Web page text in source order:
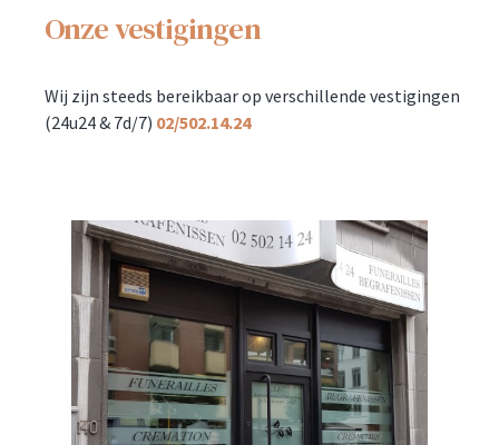
Onze vestigingen
Wij zijn steeds bereikbaar op verschillende vestigingen
(24u24 & 7d/7) 02/502.14.24